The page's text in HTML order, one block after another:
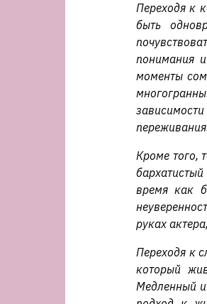
Переходя к
быть
понимания
моменты
Кроме того,
время как
руках
Переходя к
который
Медленный и